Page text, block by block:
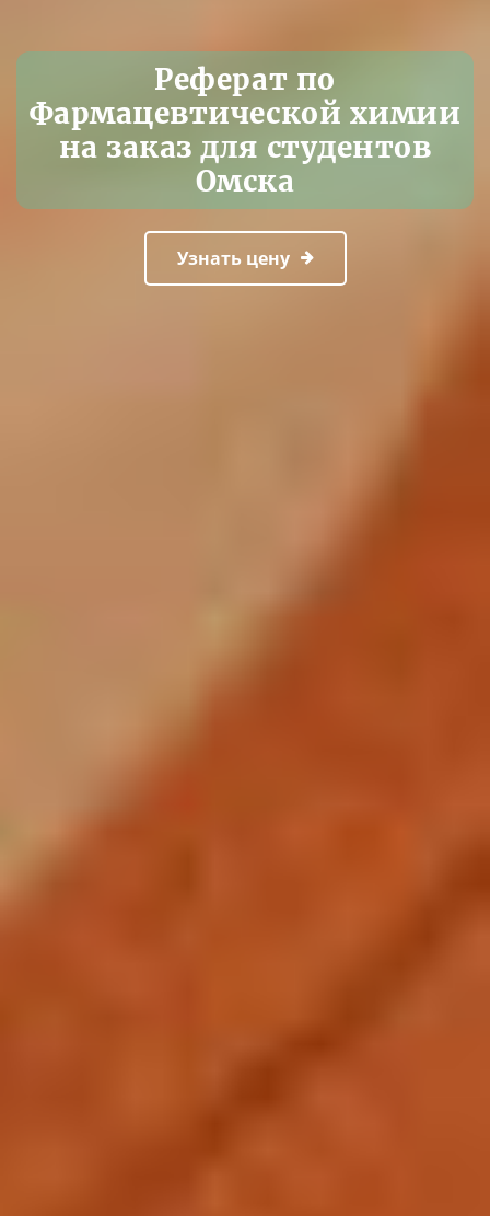
Реферат по
Фармацевтической химии
на заказ для студентов
Омска
Узнать цену